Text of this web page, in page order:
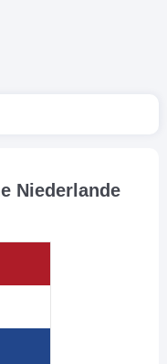
Niederlande